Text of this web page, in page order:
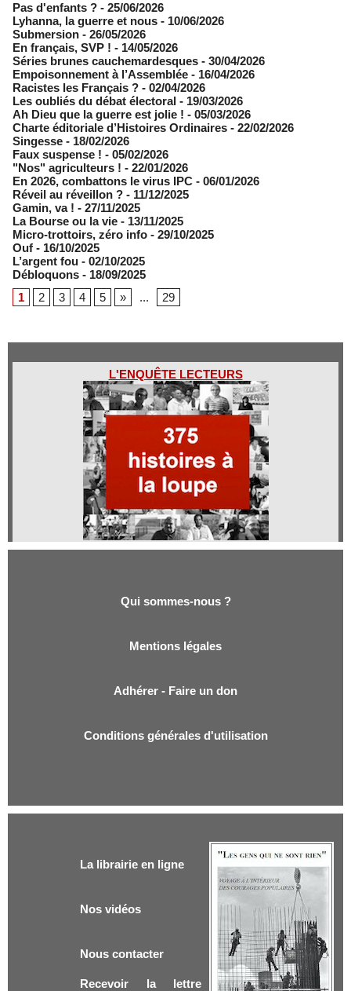
Pas d'enfants ? - 25/06/2026
​Lyhanna, la guerre et nous - 10/06/2026
Submersion - 26/05/2026
En français, SVP ! - 14/05/2026
​Séries brunes cauchemardesques - 30/04/2026
Empoisonnement à l’Assemblée­ - 16/04/2026
Racistes les Français ? - 02/04/2026
​Les oubliés du débat électoral - 19/03/2026
Ah Dieu que la guerre est jolie ! - 05/03/2026
Charte éditoriale d’Histoires Ordinaires - 22/02/2026
Singesse - 18/02/2026
Faux suspense ! - 05/02/2026
"Nos" agriculteurs ! - 22/01/2026
En 2026, combattons le virus IPC - 06/01/2026
Réveil au réveillon ? - 11/12/2025
Gamin, va ! - 27/11/2025
​La Bourse ou la vie - 13/11/2025
Micro-trottoirs, zéro info - 29/10/2025
Ouf - 16/10/2025
L’argent fou - 02/10/2025
Débloquons - 18/09/2025
1
2 3 4 5 » ... 29
L'ENQUÊTE LECTEURS
Qui sommes-nous ?
Mentions légales
Adhérer - Faire un don
Conditions générales d'utilisation
La librairie en ligne
Nos vidéos
Nous contacter
Recevoir la lettre